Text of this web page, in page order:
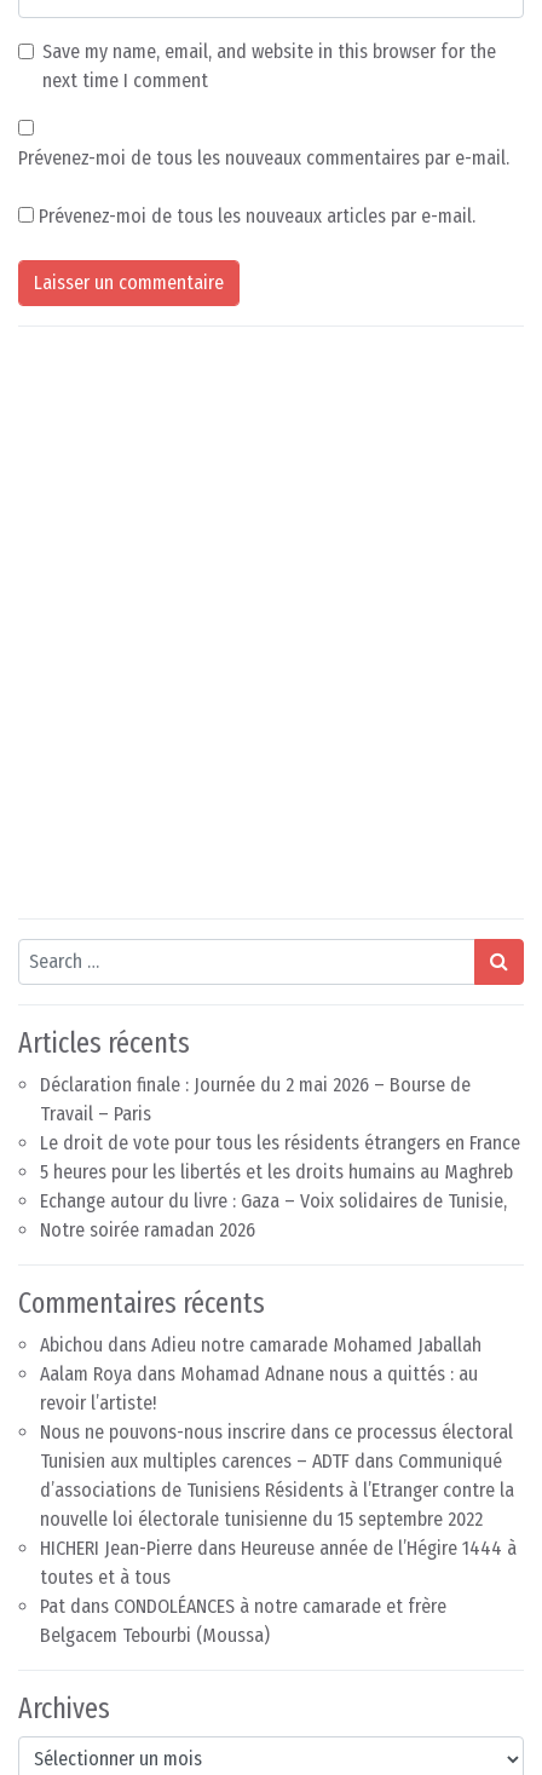
Save my name, email, and website in this browser for the
next time I comment
Prévenez-moi de tous les nouveaux commentaires par e-mail.
Prévenez-moi de tous les nouveaux articles par e-mail.
Search
Articles récents
Déclaration finale : Journée du 2 mai 2026 – Bourse de
Travail – Paris
Le droit de vote pour tous les résidents étrangers en France
5 heures pour les libertés et les droits humains au Maghreb
Echange autour du livre : Gaza – Voix solidaires de Tunisie,
Notre soirée ramadan 2026
Commentaires récents
Abichou dans Adieu notre camarade Mohamed Jaballah
Aalam Roya dans Mohamad Adnane nous a quittés : au
revoir l’artiste!
Nous ne pouvons-nous inscrire dans ce processus électoral
Tunisien aux multiples carences – ADTF dans Communiqué
d’associations de Tunisiens Résidents à l’Etranger contre la
nouvelle loi électorale tunisienne du 15 septembre 2022
HICHERI Jean-Pierre dans Heureuse année de l’Hégire 1444 à
toutes et à tous
Pat dans CONDOLÉANCES à notre camarade et frère
Belgacem Tebourbi (Moussa)
Archives
Archives